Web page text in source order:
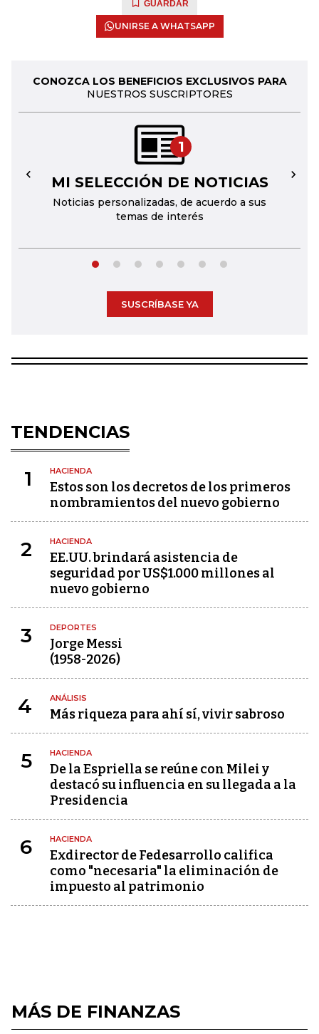
GUARDAR
UNIRSE A WHATSAPP
CONOZCA LOS BENEFICIOS EXCLUSIVOS PARA
NUESTROS SUSCRIPTORES
1
MI SELECCIÓN DE NOTICIAS
Noticias personalizadas, de acuerdo a sus
temas de interés
← →
SUSCRÍBASE YA
TENDENCIAS
1 HACIENDA
Estos son los decretos de los primeros
nombramientos del nuevo gobierno
2 HACIENDA
EE.UU. brindará asistencia de
seguridad por US$1.000 millones al
nuevo gobierno
3 DEPORTES
Jorge Messi
(1958-2026)
4 ANÁLISIS
Más riqueza para ahí sí, vivir sabroso
5 HACIENDA
De la Espriella se reúne con Milei y
destacó su influencia en su llegada a la
Presidencia
6 HACIENDA
Exdirector de Fedesarrollo califica
como "necesaria" la eliminación de
impuesto al patrimonio
MÁS DE FINANZAS